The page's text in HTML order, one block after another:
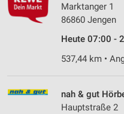
Marktanger 1
86860 Jengen
Heute 07:00 -
537,44 km •
nah & gut
Hauptstraße 2